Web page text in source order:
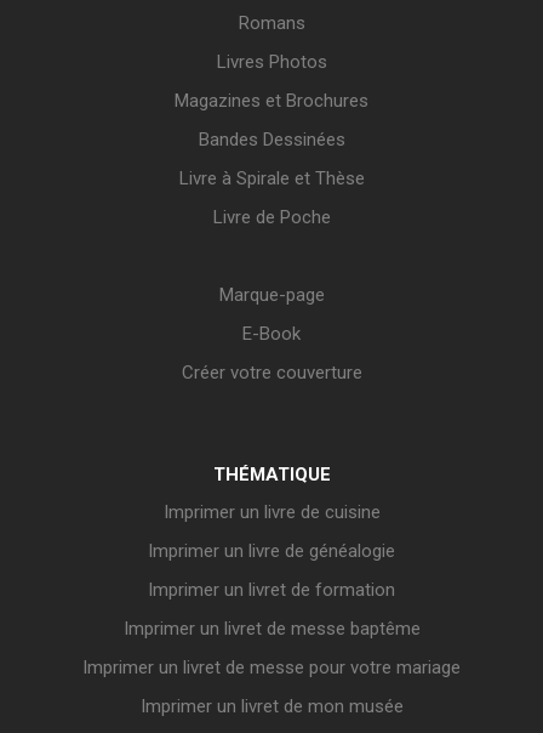
Romans
Livres Photos
Magazines et Brochures
Bandes Dessinées
Livre à Spirale et Thèse
Livre de Poche
Marque-page
E-Book
Créer votre couverture
THÉMATIQUE
Imprimer un livre de cuisine
Imprimer un livre de généalogie
Imprimer un livret de formation
Imprimer un livret de messe baptême
Imprimer un livret de messe pour votre mariage
Imprimer un livret de mon musée